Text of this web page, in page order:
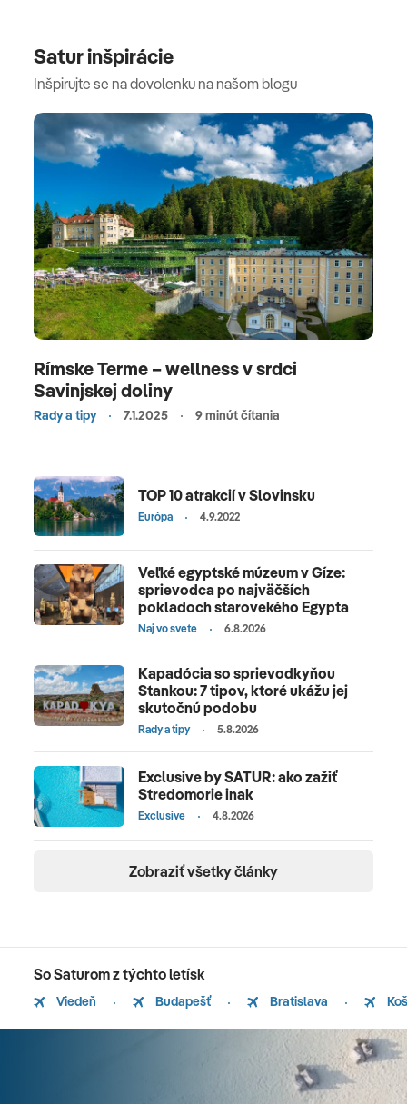
Satur inšpirácie
Inšpirujte se na dovolenku na našom blogu
Rímske Terme – wellness v srdci
Savinjskej doliny
Rady a tipy 7.1.2025 9 minút čítania
TOP 10 atrakcií v Slovinsku
Európa 4.9.2022
Veľké egyptské múzeum v Gíze:
sprievodca po najväčších
pokladoch starovekého Egypta
Naj vo svete 6.8.2026
Kapadócia so sprievodkyňou
Stankou: 7 tipov, ktoré ukážu jej
skutočnú podobu
Rady a tipy 5.8.2026
Exclusive by SATUR: ako zažiť
Stredomorie inak
Exclusive 4.8.2026
Zobraziť všetky články
So Saturom z týchto letísk
Viedeň Budapešť Bratislava